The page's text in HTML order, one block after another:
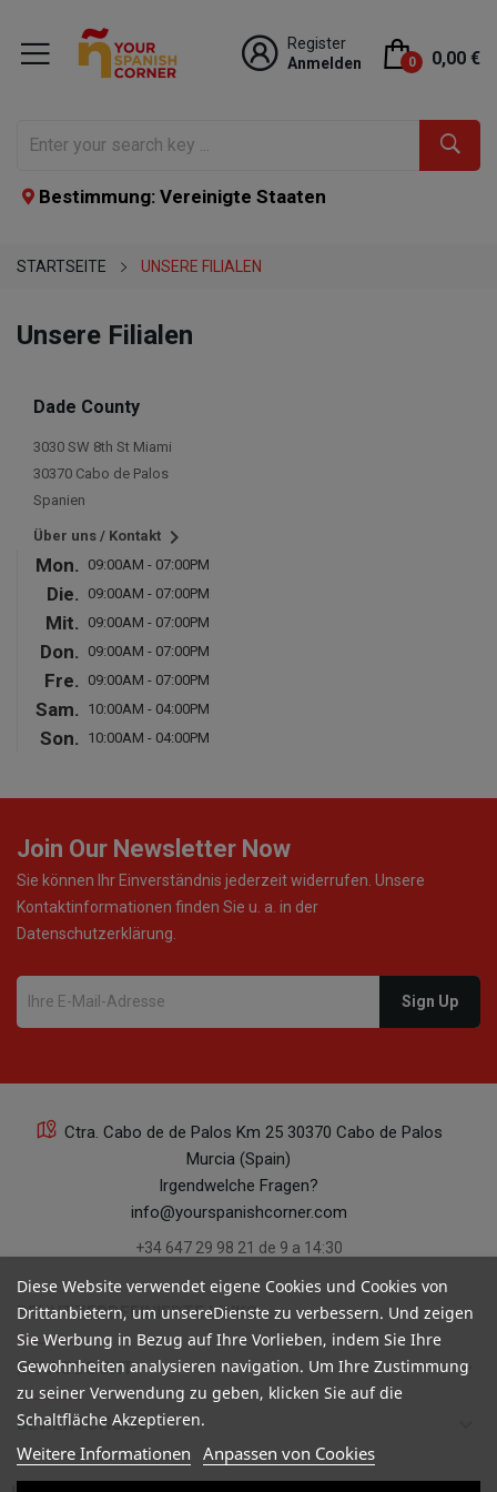
Register
Anmelden
0 0,00 €
Bestimmung: Vereinigte Staaten
STARTSEITE UNSERE FILIALEN
Unsere Filialen
Dade County
3030 SW 8th St Miami
30370 Cabo de Palos
Spanien
Über uns / Kontakt 
Mon. 09:00AM - 07:00PM
Die. 09:00AM - 07:00PM
Mit. 09:00AM - 07:00PM
Don. 09:00AM - 07:00PM
Fre. 09:00AM - 07:00PM
Sam. 10:00AM - 04:00PM
Son. 10:00AM - 04:00PM
Join Our Newsletter Now
Sie können Ihr Einverständnis jederzeit widerrufen. Unsere
Kontaktinformationen finden Sie u. a. in der
Datenschutzerklärung.
Ctra. Cabo de de Palos Km 25 30370 Cabo de Palos
Murcia (Spain)
Irgendwelche Fragen?
info@yourspanishcorner.com
+34 647 29 98 21 de 9 a 14:30
BENUTZERDEFINIERTE LINKS keyboard_arrow_down
MY ACCOUNT keyboard_arrow_down
BEWERTUNGEN
Diese Website verwendet eigene Cookies und Cookies von
Drittanbietern, um unsereDienste zu verbessern. Und zeigen
Sie Werbung in Bezug auf Ihre Vorlieben, indem Sie Ihre
Gewohnheiten analysieren navigation. Um Ihre Zustimmung
zu seiner Verwendung zu geben, klicken Sie auf die
Schaltfläche Akzeptieren.
Weitere Informationen Anpassen von Cookies